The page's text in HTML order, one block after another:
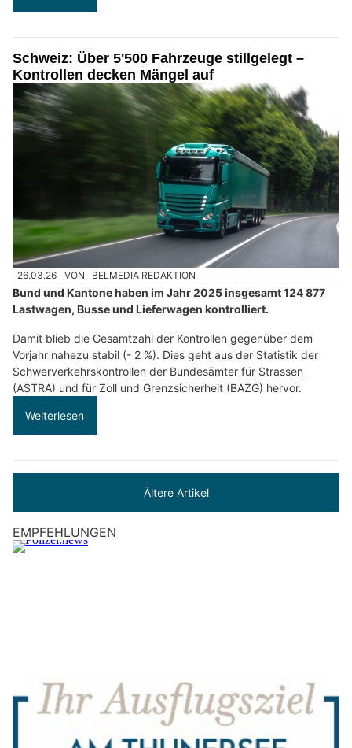
Schweiz: Über 5'500 Fahrzeuge stillgelegt –
Kontrollen decken Mängel auf
26.03.26 VON BELMEDIA REDAKTION
Bund und Kantone haben im Jahr 2025 insgesamt 124 877
Lastwagen, Busse und Lieferwagen kontrolliert.
Damit blieb die Gesamtzahl der Kontrollen gegenüber dem
Vorjahr nahezu stabil (- 2 %). Dies geht aus der Statistik der
Schwerverkehrskontrollen der Bundesämter für Strassen
(ASTRA) und für Zoll und Grenzsicherheit (BAZG) hervor.
Weiterlesen
Ältere Artikel
EMPFEHLUNGEN